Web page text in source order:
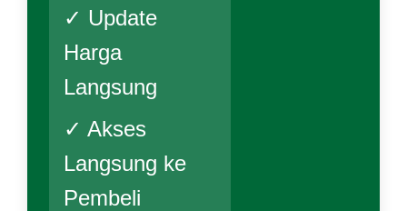
✓ Update
Harga
Langsung
✓ Akses
Langsung ke
Pembeli